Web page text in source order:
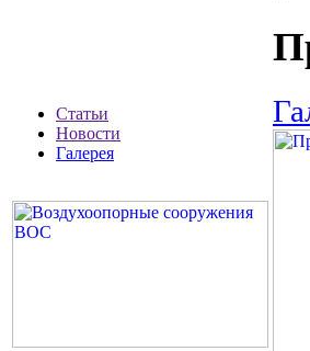
Статьи
Новости
Галерея